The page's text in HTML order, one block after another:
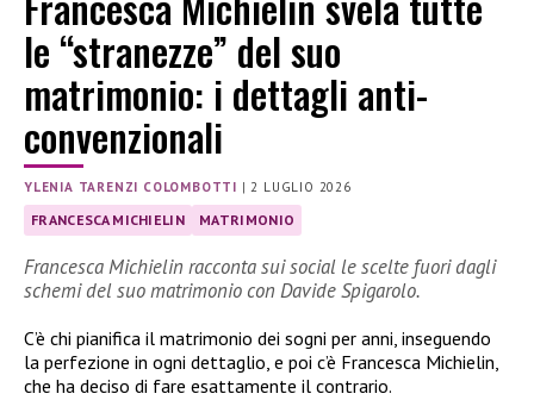
le “stranezze” del suo
matrimonio: i dettagli anti-
convenzionali
YLENIA TARENZI COLOMBOTTI | 2 LUGLIO 2026
FRANCESCA MICHIELIN MATRIMONIO
Francesca Michielin racconta sui social le scelte fuori dagli
schemi del suo matrimonio con Davide Spigarolo.
C’è chi pianifica il matrimonio dei sogni per anni, inseguendo
la perfezione in ogni dettaglio, e poi c’è Francesca Michielin,
che ha deciso di fare esattamente il contrario.